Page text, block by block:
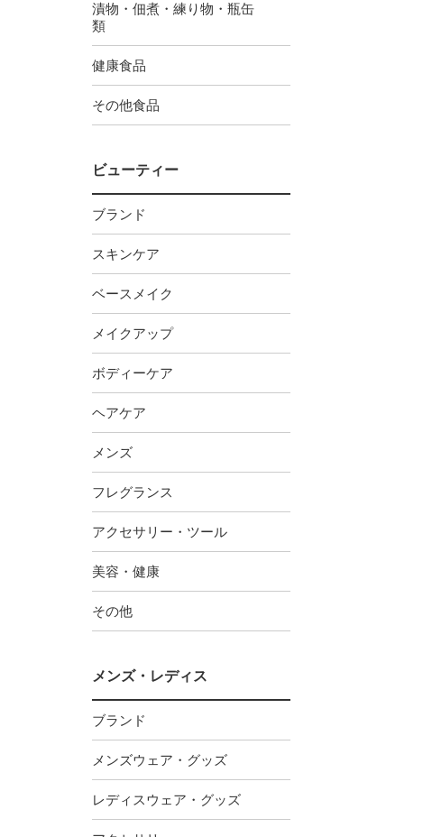
漬物・佃煮・練り物・瓶缶
類
健康食品
その他食品
ビューティー
ブランド
スキンケア
ベースメイク
メイクアップ
ボディーケア
ヘアケア
メンズ
フレグランス
アクセサリー・ツール
美容・健康
その他
メンズ・レディス
ブランド
メンズウェア・グッズ
レディスウェア・グッズ